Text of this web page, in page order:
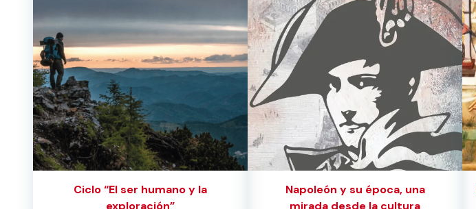
Ciclo “El ser humano y la
exploración”
Napoleón y su época, una
mirada desde la cultura